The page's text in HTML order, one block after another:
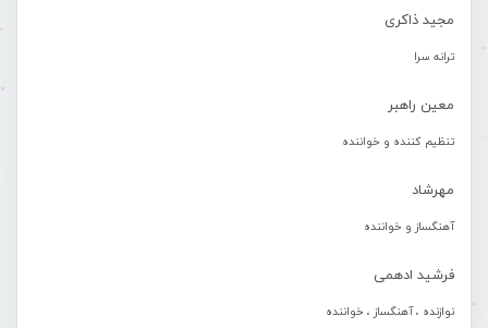
مجید ذاکری
ترانه سرا
معین راهبر
تنظیم کننده و خواننده
مهرشاد
آهنگساز و خواننده
فرشید ادهمی
نوازنده ، آهنگساز ، خواننده